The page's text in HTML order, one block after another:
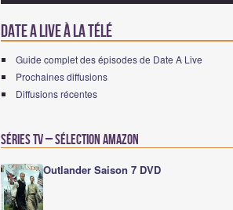
Date A Live à la télé
Guide complet des épisodes de Date A Live
Prochaines diffusions
Diffusions récentes
Séries TV – Sélection Amazon
Outlander Saison 7 DVD